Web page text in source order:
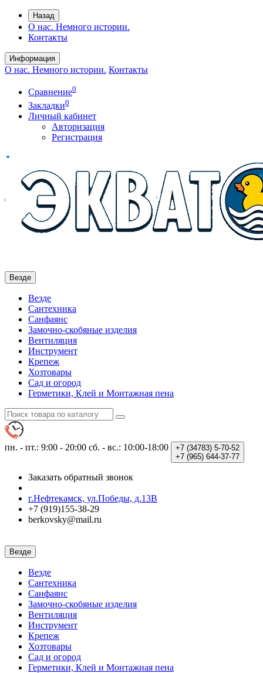
Назад
О нас. Немного истории.
Контакты
Информация
О нас. Немного истории. Контакты
Сравнение0
Закладки0
Личный кабинет
Авторизация
Регистрация
Везде
Везде
Сантехника
Санфаянс
Замочно-скобяные изделия
Вентиляция
Инструмент
Крепеж
Хозтовары
Сад и огород
Герметики, Клей и Монтажная пена
пн. - пт.: 9:00 - 20:00 сб. - вс.: 10:00-18:00 +7 (34783) 5-70-52
+7 (965) 644-37-77
Заказать обратный звонок
г.Нефтекамск, ул.Победы, д.13В
+7 (919)155-38-29
berkovsky@mail.ru
Везде
Везде
Сантехника
Санфаянс
Замочно-скобяные изделия
Вентиляция
Инструмент
Крепеж
Хозтовары
Сад и огород
Герметики, Клей и Монтажная пена